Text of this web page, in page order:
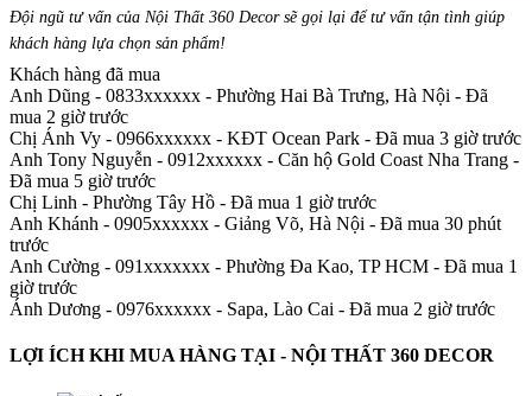
Đội ngũ tư vấn của Nội Thất 360 Decor sẽ gọi lại để tư vấn tận tình giúp
khách hàng lựa chọn sản phẩm!
Khách hàng đã mua
Anh Dũng - 0833xxxxxx - Phường Hai Bà Trưng, Hà Nội - Đã
mua 2 giờ trước
Chị Ánh Vy - 0966xxxxxx - KĐT Ocean Park - Đã mua 3 giờ trước
Anh Tony Nguyễn - 0912xxxxxx - Căn hộ Gold Coast Nha Trang -
Đã mua 5 giờ trước
Chị Linh - Phường Tây Hồ - Đã mua 1 giờ trước
Anh Khánh - 0905xxxxxx - Giảng Võ, Hà Nội - Đã mua 30 phút
trước
Anh Cường - 091xxxxxxx - Phường Đa Kao, TP HCM - Đã mua 1
giờ trước
Ánh Dương - 0976xxxxxx - Sapa, Lào Cai - Đã mua 2 giờ trước
LỢI ÍCH KHI MUA HÀNG TẠI - NỘI THẤT 360 DECOR